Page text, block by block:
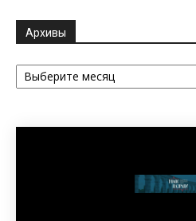
Архивы
Архивы